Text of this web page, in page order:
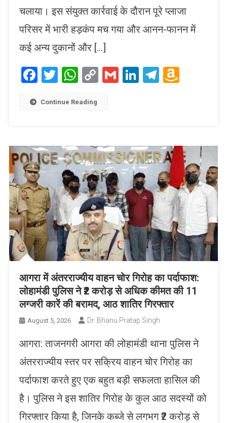
चलाया। इस संयुक्त कार्रवाई के दौरान पूरे प्लाजा
परिसर में भारी हड़कंप मच गया और आनन-फानन में
कई अन्य दुकानों और […]
Facebook
TwitterWhatsApp
CopyGmailLinkedIn
Telegram
Continue Reading
आगरा में अंतरराज्यीय वाहन चोर गिरोह का पर्दाफाश:
लोहामंडी पुलिस ने ₹2 करोड़ से अधिक कीमत की 11
लग्जरी कारें की बरामद, आठ शातिर गिरफ्तार
August 5, 2026 Dr. Bhanu Pratap Singh
आगरा: ताजनगरी आगरा की लोहामंडी थाना पुलिस ने
अंतरराज्यीय स्तर पर सक्रिय वाहन चोर गिरोह का
पर्दाफाश करते हुए एक बहुत बड़ी सफलता हासिल की
है। पुलिस ने इस शातिर गिरोह के कुल आठ सदस्यों को
गिरफ्तार किया है, जिनके कब्जे से लगभग ₹2 करोड़ से